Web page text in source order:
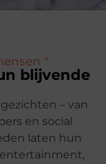
"
blijvende
– van
en social
laten hun